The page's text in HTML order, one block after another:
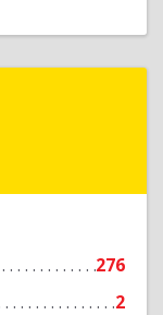
276
2